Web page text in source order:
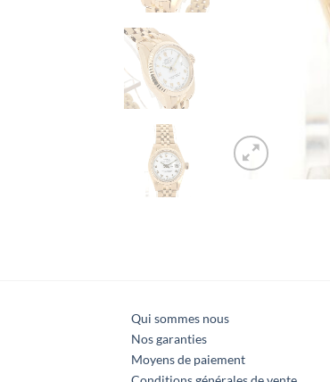
Qui sommes nous
Nos garanties
Moyens de paiement